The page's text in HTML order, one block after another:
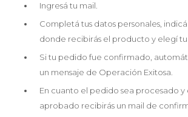
Ingresá tu mail.
Completá tus datos personales,
donde recibirás el producto y elegí
Si tu pedido fue confirmado,
un mensaje de Operación Exitosa.
En cuanto el pedido sea procesado y
aprobado recibirás un mail de